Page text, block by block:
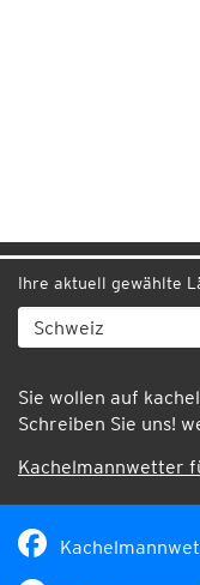
Ihre aktuell gewählte
Sie wollen auf
Schreiben Sie uns!
Kachelmannwetter